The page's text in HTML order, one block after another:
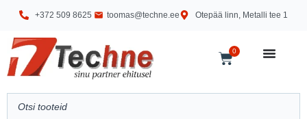
+372 509 8625 toomas@techne.ee Otepää linn, Metalli tee 1
0